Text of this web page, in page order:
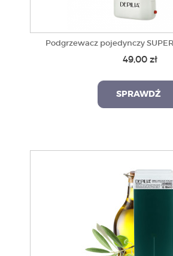
Podgrzewacz pojedynczy
49,00 zł
SPRAWDŹ